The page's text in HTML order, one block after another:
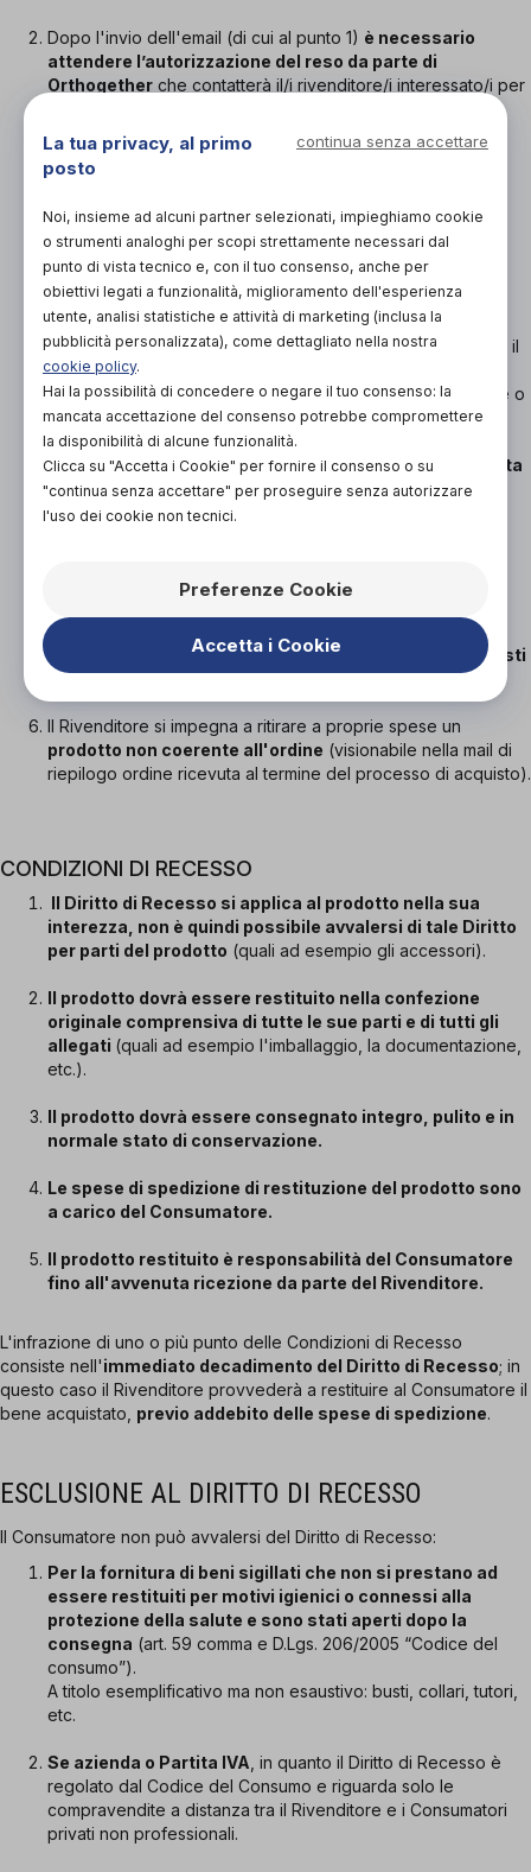
Dopo l'invio dell'email (di cui al punto 1) è necessario
attendere l’autorizzazione del reso da parte di
Orthogether che contatterà il/i rivenditore/i interessato/i per
L'autorizzazione verrà inviata, da Orthogether al
Consumatore, con
tutte le informazioni necessarie a
procedere con la spedizione
perchè il Rivenditore si riserva il diritto di respingere un
prodotto che gli pervenga senza il preventivo avviso di
Orthogether.
Il prodotto dovrà essere restituito nella confezione
originale integra. In caso contrario il Rivenditore si riserva il
diritto di trattenere, a suo insindacabile giudizio, parte del
pagamento del Consumatore per coprire i danni alla merce o
alla confezione.
Il Consumatore verràrimborsato entro 14 giorni dalla data
di ricezione(da parte di Orthogether)della richiesta
esercizio del Diritto di Recesso (previo ricevimento della
sulla stessa carta di credito utilizzata al momento
Il Consumatore dovrà sostenere esclusivamente i costi
di restituzione della merce.
Il Rivenditore si impegna a ritirare a proprie spese un
prodotto non coerente all'ordine (visionabile nella mail di
riepilogo ordine ricevuta al termine del processo di acquisto).
CONDIZIONI DI RECESSO
Il Diritto di Recesso si applica al prodotto nella sua
interezza, non è quindi possibile avvalersi di tale Diritto
per parti del prodotto (quali ad esempio gli accessori).
Il prodotto dovrà essere restituito nella confezione
originale comprensiva di tutte le sue parti e di tutti gli
allegati (quali ad esempio l'imballaggio, la documentazione,
etc.).
Il prodotto dovrà essere consegnato integro, pulito e in
normale stato di conservazione.
Le spese di spedizione di restituzione del prodotto sono
a carico del Consumatore.
Il prodotto restituito è responsabilità del Consumatore
fino all'avvenuta ricezione da parte del Rivenditore.
L'infrazione di uno o più punto delle Condizioni di Recesso
consiste nell'immediato decadimento del Diritto di Recesso; in
questo caso il Rivenditore provvederà a restituire al Consumatore il
bene acquistato, previo addebito delle spese di spedizione.
ESCLUSIONE AL DIRITTO DI RECESSO
Il Consumatore non può avvalersi del Diritto di Recesso:
Per la fornitura di beni sigillati che non si prestano ad
essere restituiti per motivi igienici o connessi alla
protezione della salute e sono stati aperti dopo la
consegna (art. 59 comma e D.Lgs. 206/2005 “Codice del
consumo”).
A titolo esemplificativo ma non esaustivo: busti, collari, tutori,
etc.
Se azienda o Partita IVA, in quanto il Diritto di Recesso è
regolato dal Codice del Consumo e riguarda solo le
compravendite a distanza tra il Rivenditore e i Consumatori
privati non professionali.
La tua privacy, al primo
posto
continua senza accettare
Noi, insieme ad alcuni partner selezionati, impieghiamo cookie
o strumenti analoghi per scopi strettamente necessari dal
punto di vista tecnico e, con il tuo consenso, anche per
obiettivi legati a funzionalità, miglioramento dell'esperienza
utente, analisi statistiche e attività di marketing (inclusa la
pubblicità personalizzata), come dettagliato nella nostra
cookie policy.
Hai la possibilità di concedere o negare il tuo consenso: la
mancata accettazione del consenso potrebbe compromettere
la disponibilità di alcune funzionalità.
Clicca su "Accetta i Cookie" per fornire il consenso o su
"continua senza accettare" per proseguire senza autorizzare
l'uso dei cookie non tecnici.
Preferenze Cookie
Accetta i Cookie